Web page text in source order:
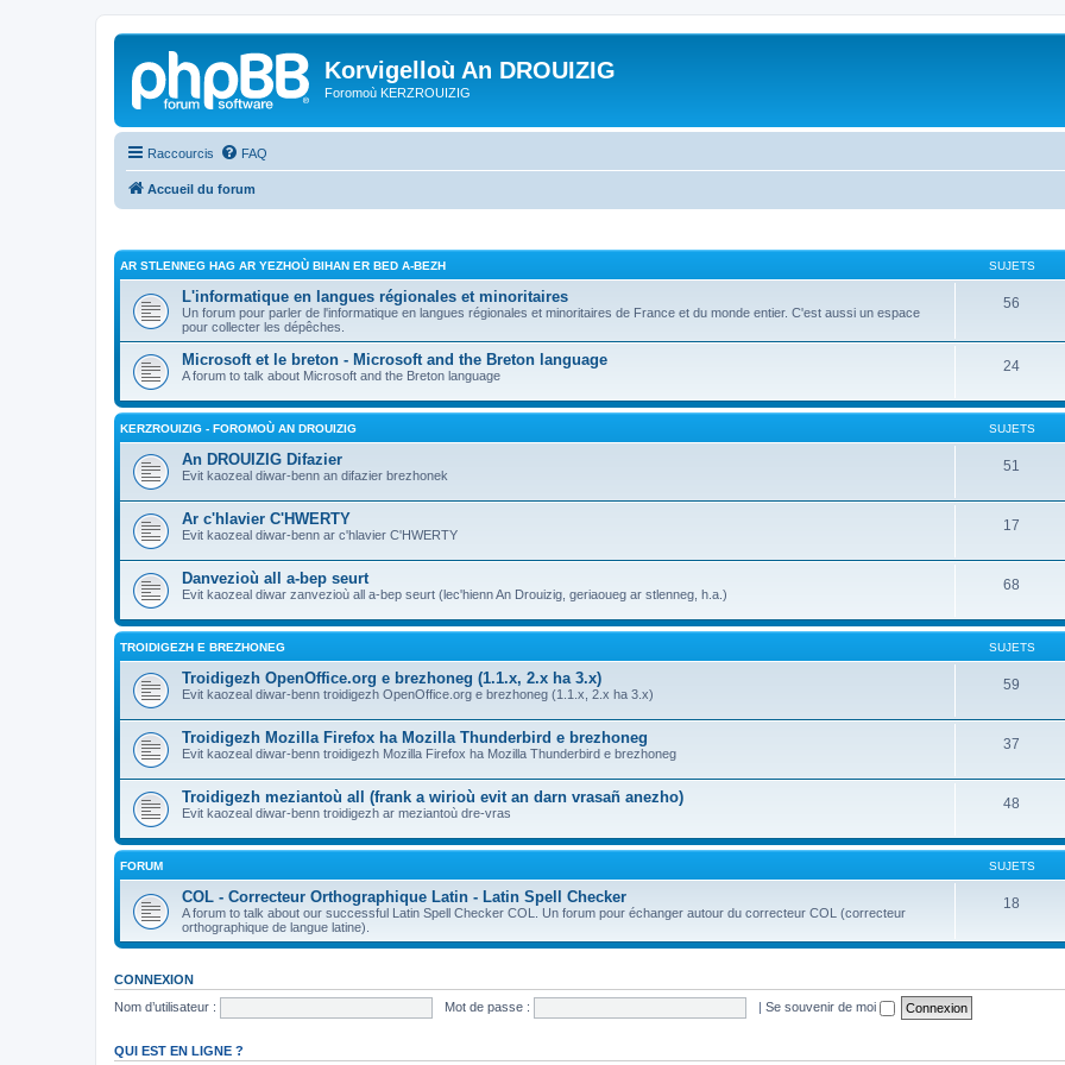
Korvigelloù An DROUIZIG
Foromoù KERZROUIZIG
Raccourcis FAQ
Accueil du forum
AR STLENNEG HAG AR YEZHOÙ BIHAN ER BED A-BEZH SUJETS
L'informatique en langues régionales et minoritaires
Un forum pour parler de l'informatique en langues régionales et minoritaires de France et du monde entier. C'est aussi un espace
pour collecter les dépêches.
56
Microsoft et le breton - Microsoft and the Breton language
A forum to talk about Microsoft and the Breton language
24
KERZROUIZIG - FOROMOÙ AN DROUIZIG SUJETS
An DROUIZIG Difazier
Evit kaozeal diwar-benn an difazier brezhonek
51
Ar c'hlavier C'HWERTY
Evit kaozeal diwar-benn ar c'hlavier C'HWERTY
17
Danvezioù all a-bep seurt
Evit kaozeal diwar zanvezioù all a-bep seurt (lec'hienn An Drouizig, geriaoueg ar stlenneg, h.a.)
68
TROIDIGEZH E BREZHONEG SUJETS
Troidigezh OpenOffice.org e brezhoneg (1.1.x, 2.x ha 3.x)
Evit kaozeal diwar-benn troidigezh OpenOffice.org e brezhoneg (1.1.x, 2.x ha 3.x)
59
Troidigezh Mozilla Firefox ha Mozilla Thunderbird e brezhoneg
Evit kaozeal diwar-benn troidigezh Mozilla Firefox ha Mozilla Thunderbird e brezhoneg
37
Troidigezh meziantoù all (frank a wirioù evit an darn vrasañ anezho)
Evit kaozeal diwar-benn troidigezh ar meziantoù dre-vras
48
FORUM SUJETS
COL - Correcteur Orthographique Latin - Latin Spell Checker
A forum to talk about our successful Latin Spell Checker COL. Un forum pour échanger autour du correcteur COL (correcteur
orthographique de langue latine).
18
CONNEXION
Nom d’utilisateur :
Mot de passe : | Se souvenir de moi
QUI EST EN LIGNE ?